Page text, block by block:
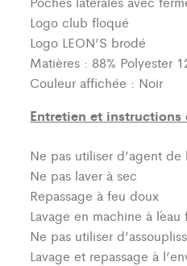
Logo club floqué
Logo LEON’S brodé
Matières : 88% Polyester
Couleur affichée : Noir
Entretien et instructions
Ne pas utiliser d’agent
Ne pas laver à sec
Repassage à feu doux
Lavage en machine à
Ne pas utiliser
Lavage et repassage à